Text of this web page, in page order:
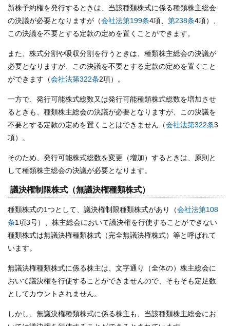
新株予約権を発行するときは、当該種類株式に係る種類株主総会
の決議が必要となりますが（会社法第199条4項、 第238条4項）、
この決議を不要とする定款の定めを置くことができます。
また、株式分割や吸収分割を行うときは、種類株主総会の決議が
必要となりますが、この決議を不要とする定款の定めを置くこと
ができます（会社法第322条2項）。
一方で、発行可能株式総数又は発行可能種類株式総数を増加させ
るときも、種類株主総会の決議が必要となりますが、この決議を
不要とする定款の定めを置くことはできません（会社法第322条3
項）。
そのため、発行可能株式総数を変更（増加）するときは、原則と
して種類株主総会の決議が必要となります。
議決権制限株式（無議決権種類株式）
種類株式の1つとして、議決権制限種類株式があり（会社法第108
条1項3号）、株主総会において議決権を行使することができない
種類株式は無議決権種類株式（完全無議決権株式）等と呼ばれて
います。
無議決権種類株式に係る株主は、文字通り（全体の）株主総会に
おいて議決権を行使することができませんので、そもそも定足数
としてカウントされません。
しかし、無議決権種類株式に係る株主も、当該種類株主総会にお